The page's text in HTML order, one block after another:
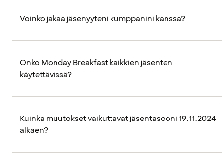
Voinko jakaa jäsenyyteni kumppanini kanssa?
Onko Monday Breakfast kaikkien jäsenten
käytettävissä?
Kuinka muutokset vaikuttavat jäsentasooni 19.11.2024
alkaen?